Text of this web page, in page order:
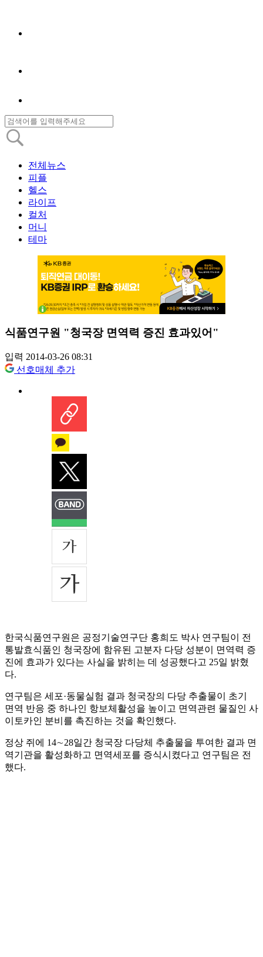
전체뉴스
피플
헬스
라이프
컬처
머니
테마
식품연구원 "청국장 면역력 증진 효과있어"
입력 2014-03-26 08:31
선호매체 추가
한국식품연구원은 공정기술연구단 홍희도 박사 연구팀이 전
통발효식품인 청국장에 함유된 고분자 다당 성분이 면역력 증
진에 효과가 있다는 사실을 밝히는 데 성공했다고 25일 밝혔
다.
연구팀은 세포·동물실험 결과 청국장의 다당 추출물이 초기
면역 반응 중 하나인 항보체활성을 높이고 면역관련 물질인 사
이토카인 분비를 촉진하는 것을 확인했다.
정상 쥐에 14∼28일간 청국장 다당체 추출물을 투여한 결과 면
역기관을 활성화하고 면역세포를 증식시켰다고 연구팀은 전
했다.